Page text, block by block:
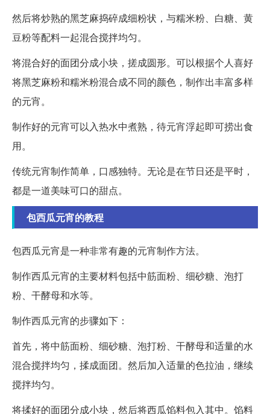
然后将炒熟的黑芝麻捣碎成细粉状，与糯米粉、白糖、黄
豆粉等配料一起混合搅拌均匀。
将混合好的面团分成小块，搓成圆形。可以根据个人喜好
将黑芝麻粉和糯米粉混合成不同的颜色，制作出丰富多样
的元宵。
制作好的元宵可以入热水中煮熟，待元宵浮起即可捞出食
用。
传统元宵制作简单，口感独特。无论是在节日还是平时，
都是一道美味可口的甜点。
包西瓜元宵的教程
包西瓜元宵是一种非常有趣的元宵制作方法。
制作西瓜元宵的主要材料包括中筋面粉、细砂糖、泡打
粉、干酵母和水等。
制作西瓜元宵的步骤如下：
首先，将中筋面粉、细砂糖、泡打粉、干酵母和适量的水
混合搅拌均匀，揉成面团。然后加入适量的色拉油，继续
搅拌均匀。
将揉好的面团分成小块，然后将西瓜馅料包入其中。馅料